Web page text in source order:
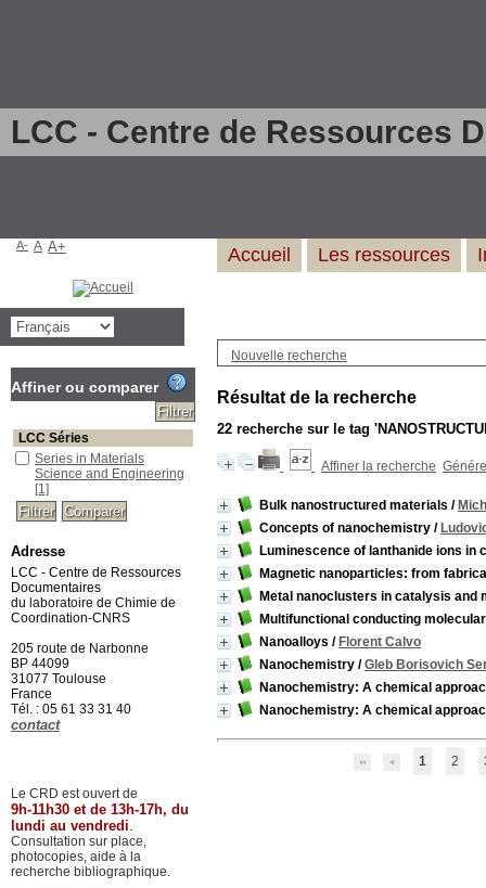
LCC - Centre de Ressources
Nouvelle recherche
Résultat de la recherche
22 recherche sur le tag
Affiner la recherche
Bulk nanostructured materials /
Concepts of nanochemistry /
Luminescence of lanthanide ions in
Magnetic nanoparticles: from
Metal nanoclusters in catalysis and
Multifunctional conducting
Nanoalloys / Florent Calvo
Nanochemistry /Gleb Borisovich
Nanochemistry: A chemical
Nanochemistry: A chemical
1 2
Accueil Les ressources
A- A A+
Affiner ou comparer
LCC Séries
Series in Materials
Science and Engineering
[1]
Adresse
LCC - Centre de Ressources
Documentaires
du laboratoire de Chimie de
Coordination-CNRS
205 route de Narbonne
BP 44099
31077 Toulouse
France
Tél. : 05 61 33 31 40
contact
Le CRD est ouvert de
9h-11h30 et de 13h-17h, du
lundi au vendredi.
Consultation sur place,
photocopies, aide à la
recherche bibliographique.